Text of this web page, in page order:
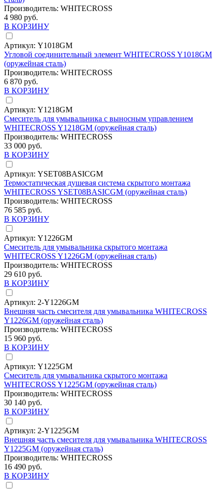
Производитель: WHITECROSS
4 980 руб.
В КОРЗИНУ
Артикул: Y1018GM
Угловой соединительный элемент WHITECROSS Y1018GM
(оружейная сталь)
Производитель: WHITECROSS
6 870 руб.
В КОРЗИНУ
Артикул: Y1218GM
Смеситель для умывальника с выносным управлением
WHITECROSS Y1218GM (оружейная сталь)
Производитель: WHITECROSS
33 000 руб.
В КОРЗИНУ
Артикул: YSET08BASICGM
Термостатическая душевая система скрытого монтажа
WHITECROSS YSET08BASICGM (оружейная сталь)
Производитель: WHITECROSS
76 585 руб.
В КОРЗИНУ
Артикул: Y1226GM
Смеситель для умывальника скрытого монтажа
WHITECROSS Y1226GM (оружейная сталь)
Производитель: WHITECROSS
29 610 руб.
В КОРЗИНУ
Артикул: 2-Y1226GM
Внешняя часть смесителя для умывальника WHITECROSS
Y1226GM (оружейная сталь)
Производитель: WHITECROSS
15 960 руб.
В КОРЗИНУ
Артикул: Y1225GM
Смеситель для умывальника скрытого монтажа
WHITECROSS Y1225GM (оружейная сталь)
Производитель: WHITECROSS
30 140 руб.
В КОРЗИНУ
Артикул: 2-Y1225GM
Внешняя часть смесителя для умывальника WHITECROSS
Y1225GM (оружейная сталь)
Производитель: WHITECROSS
16 490 руб.
В КОРЗИНУ